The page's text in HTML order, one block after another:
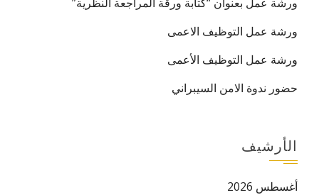
ورشة عمل التوظيف الاعمى
ورشة عمل التوظيف الأعمى
حضور ندوة الامن السيبراني
الأرشيف
أغسطس 2026